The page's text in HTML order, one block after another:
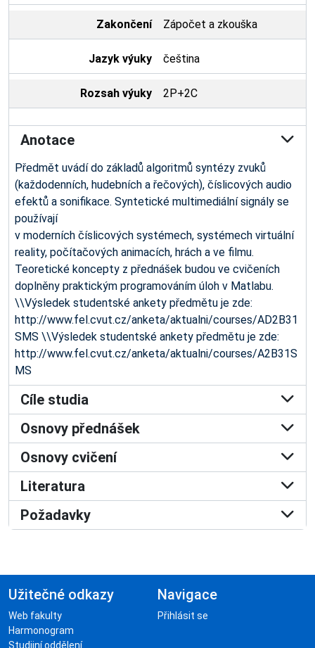
Zakončení Zápočet a zkouška
Jazyk výuky čeština
Rozsah výuky 2P+2C
Anotace
Předmět uvádí do základů algoritmů syntézy zvuků
(každodenních, hudebních a řečových), číslicových audio
efektů a sonifikace. Syntetické multimediální signály se
používají
v moderních číslicových systémech, systémech virtuální
reality, počítačových animacích, hrách a ve filmu.
Teoretické koncepty z přednášek budou ve cvičeních
doplněny praktickým programováním úloh v Matlabu.
\\Výsledek studentské ankety předmětu je zde:
http://www.fel.cvut.cz/anketa/aktualni/courses/AD2B31
SMS \\Výsledek studentské ankety předmětu je zde:
http://www.fel.cvut.cz/anketa/aktualni/courses/A2B31S
MS
Cíle studia
Osnovy přednášek
Osnovy cvičení
Literatura
Požadavky
Užitečné odkazy
Web fakulty
Harmonogram
Studijní oddělení
Navigace
Přihlásit se